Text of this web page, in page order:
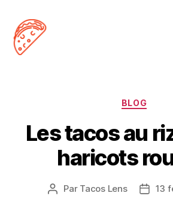
BLOG
Les tacos au
haricots
Auteur
Par Tacos Lens
Date
13